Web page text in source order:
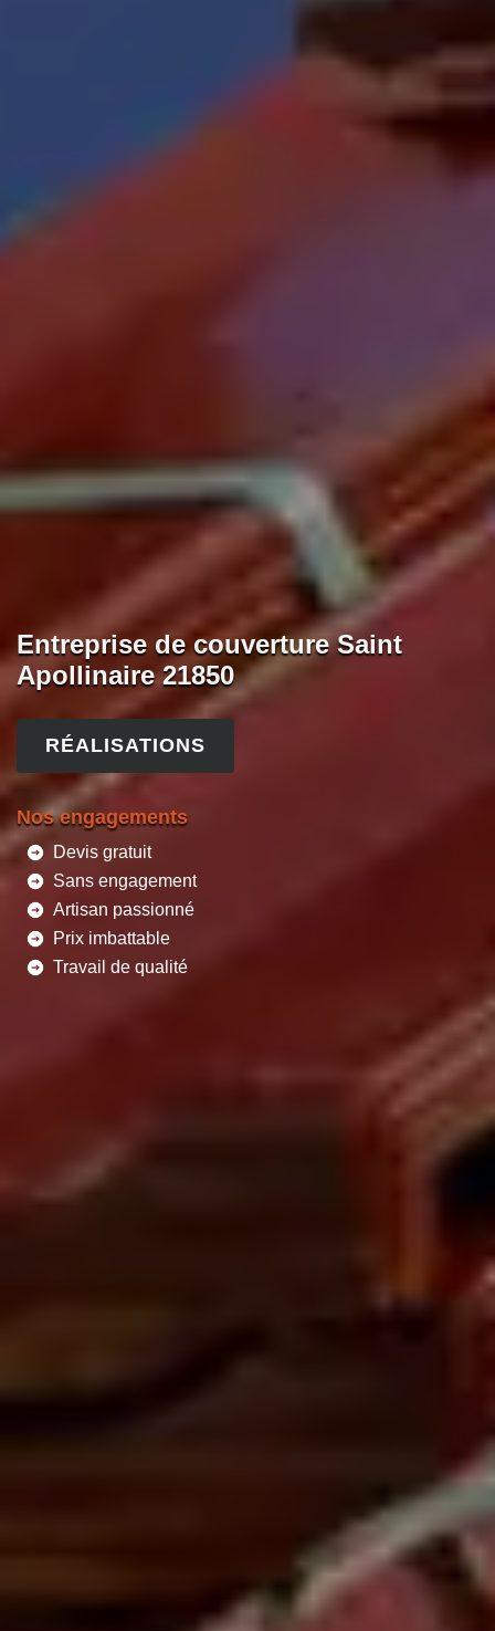
Entreprise de couverture Saint
Apollinaire 21850
RÉALISATIONS
Nos engagements
Devis gratuit
Sans engagement
Artisan passionné
Prix imbattable
Travail de qualité